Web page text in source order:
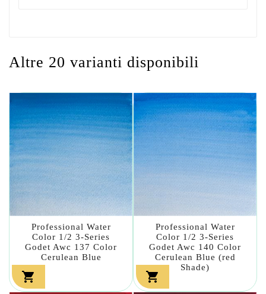
Altre 20 varianti disponibili
Professional Water
Color 1/2 3-Series
Godet Awc 137 Color
Cerulean Blue

Professional Water
Color 1/2 3-Series
Godet Awc 140 Color
Cerulean Blue (red
Shade)
